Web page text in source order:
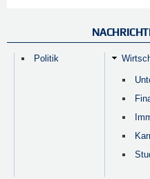
Politik